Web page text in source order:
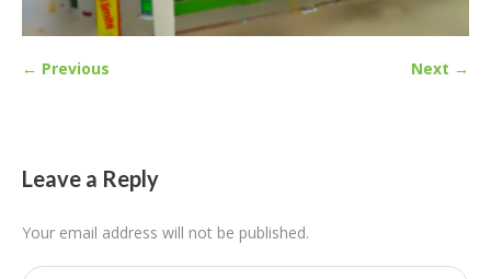
← Previous Next →
Leave a Reply
Your email address will not be published.